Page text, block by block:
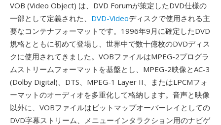
VOB (Video Object) は、DVD Forumが策定したDVD仕様の
一部として定義された、 DVD-Videoディスクで使用される主
要なコンテナフォーマットです。1996年9月に確定したDVD
規格とともに初めて登場し、世界中で数十億枚のDVDディス
クに使用されてきました。VOBファイルはMPEG-2プログラ
ムストリームフォーマットを基盤とし、MPEG-2映像とAC-3
(Dolby Digital)、DTS、MPEG-1 Layer II、またはLPCMフォ
ーマットのオーディオを多重化して格納します。音声と映像
以外に、VOBファイルはビットマップオーバーレイとしての
DVD字幕ストリーム、メニューインタラクション用のナビゲ